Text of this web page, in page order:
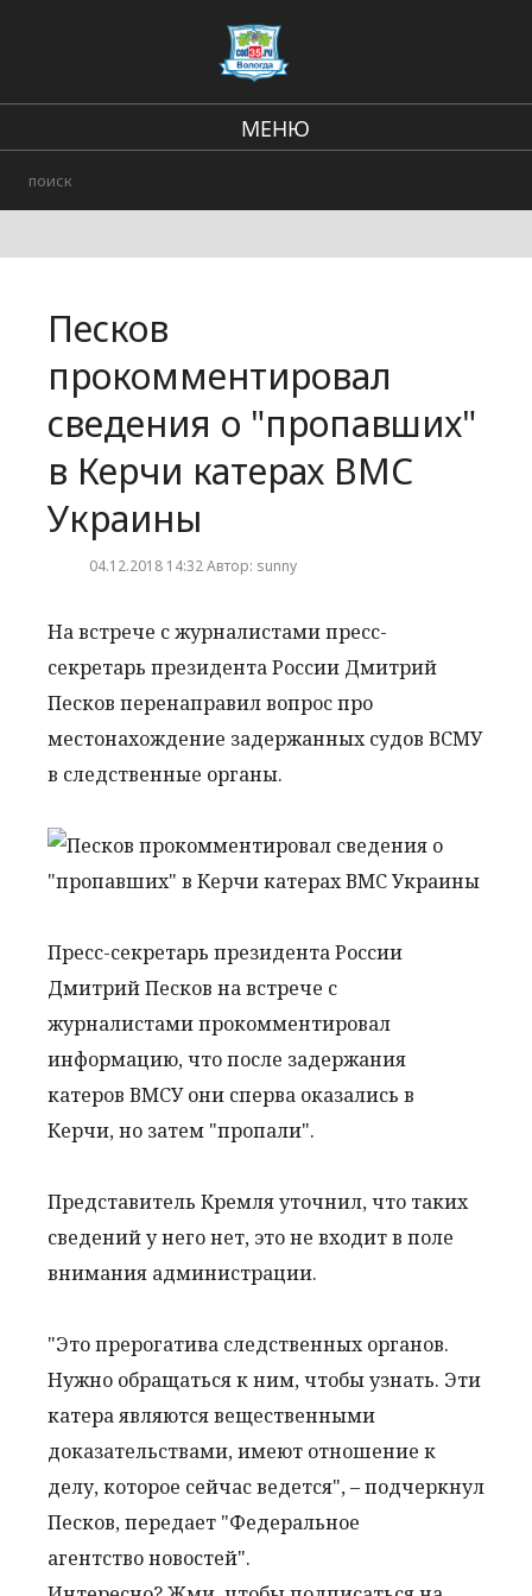
МЕНЮ
Песков
прокомментировал
сведения о "пропавших"
в Керчи катерах ВМС
Украины
04.12.2018 14:32 Автор: sunny
На встрече с журналистами пресс-
секретарь президента России Дмитрий
Песков перенаправил вопрос про
местонахождение задержанных судов ВСМУ
в следственные органы.
Пресс-секретарь президента России
Дмитрий Песков на встрече с
журналистами прокомментировал
информацию, что после задержания
катеров ВМСУ они сперва оказались в
Керчи, но затем "пропали".
Представитель Кремля уточнил, что таких
сведений у него нет, это не входит в поле
внимания администрации.
"Это прерогатива следственных органов.
Нужно обращаться к ним, чтобы узнать. Эти
катера являются вещественными
доказательствами, имеют отношение к
делу, которое сейчас ведется", – подчеркнул
Песков, передает "Федеральное
агентство новостей".